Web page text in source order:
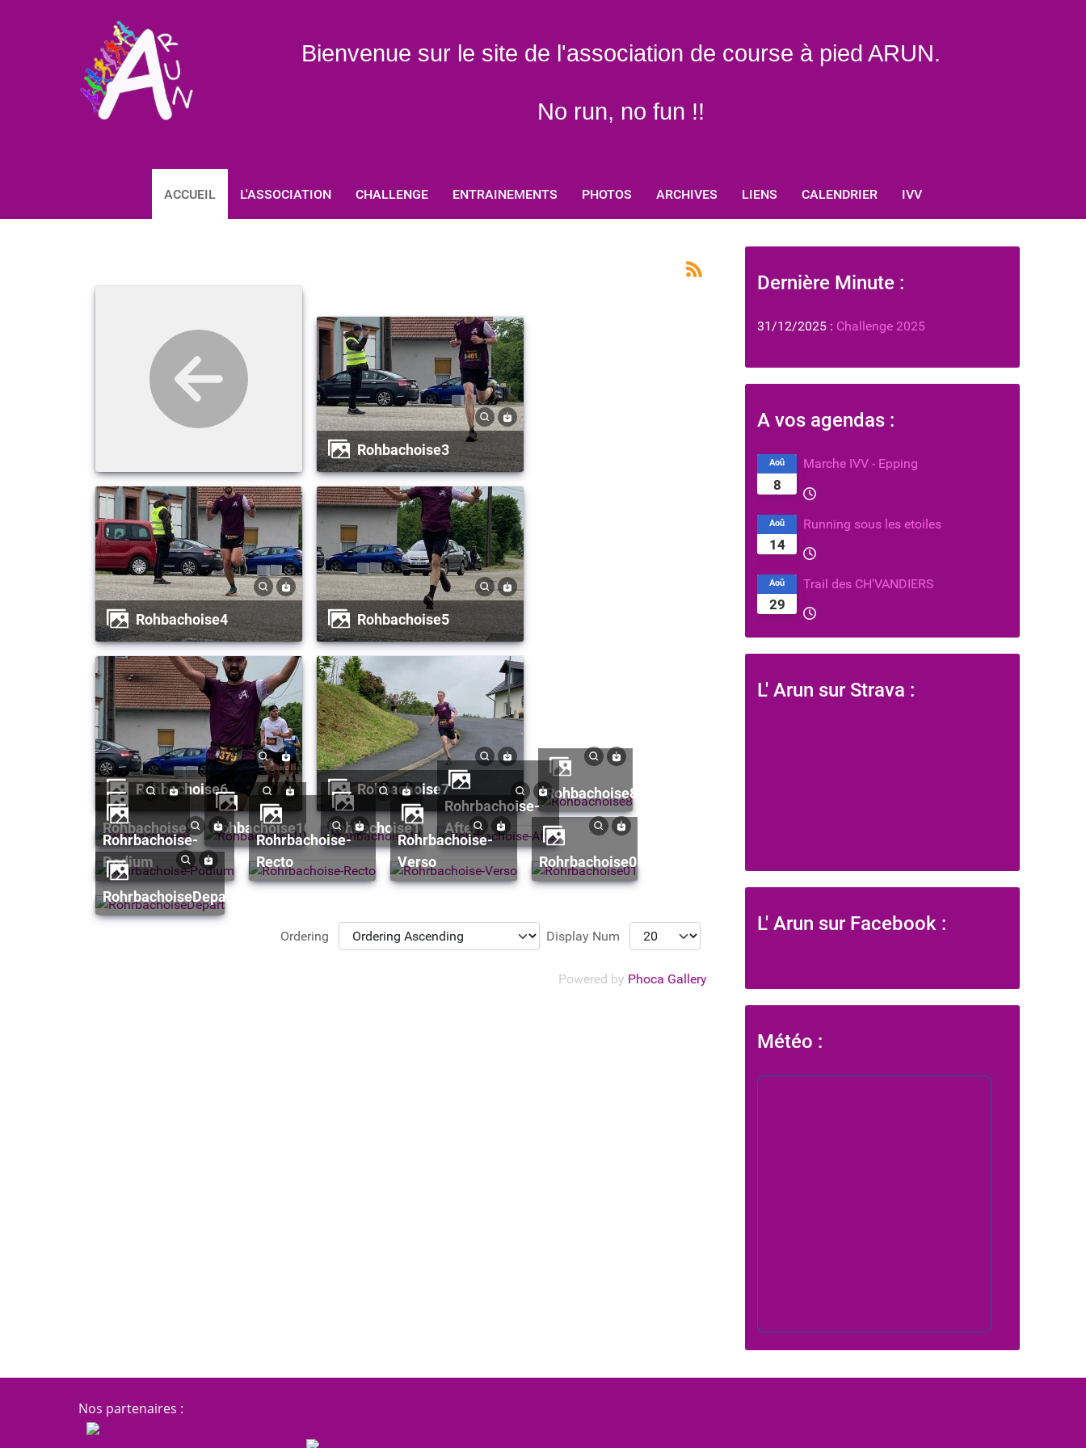
Bienvenue sur le site de l'association de course à pied ARUN.
No run, no fun !!
ACCUEIL L'ASSOCIATION CHALLENGE ENTRAINEMENTS PHOTOS ARCHIVES LIENS CALENDRIER IVV
Rohbachoise3
Rohbachoise4 Rohbachoise5
Rohbachoise6 Rohbachoise7 Rohbachoise8
Rohbachoise9 Rohbachoise10 Rohbachoise11
Rohrbachoise-
After
Rohrbachoise-
Podium
Rohrbachoise-
Recto
Rohrbachoise-
Verso
Rohrbachoise01
RohrbachoiseDepart
Ordering Display Num
Powered by Phoca Gallery
Dernière Minute :
31/12/2025 : Challenge 2025
A vos agendas :
8
Aoû Marche IVV - Epping
14
Aoû Running sous les etoiles
29
Aoû Trail des CH'VANDIERS
L' Arun sur Strava :
L' Arun sur Facebook :
Météo :
Nos partenaires :